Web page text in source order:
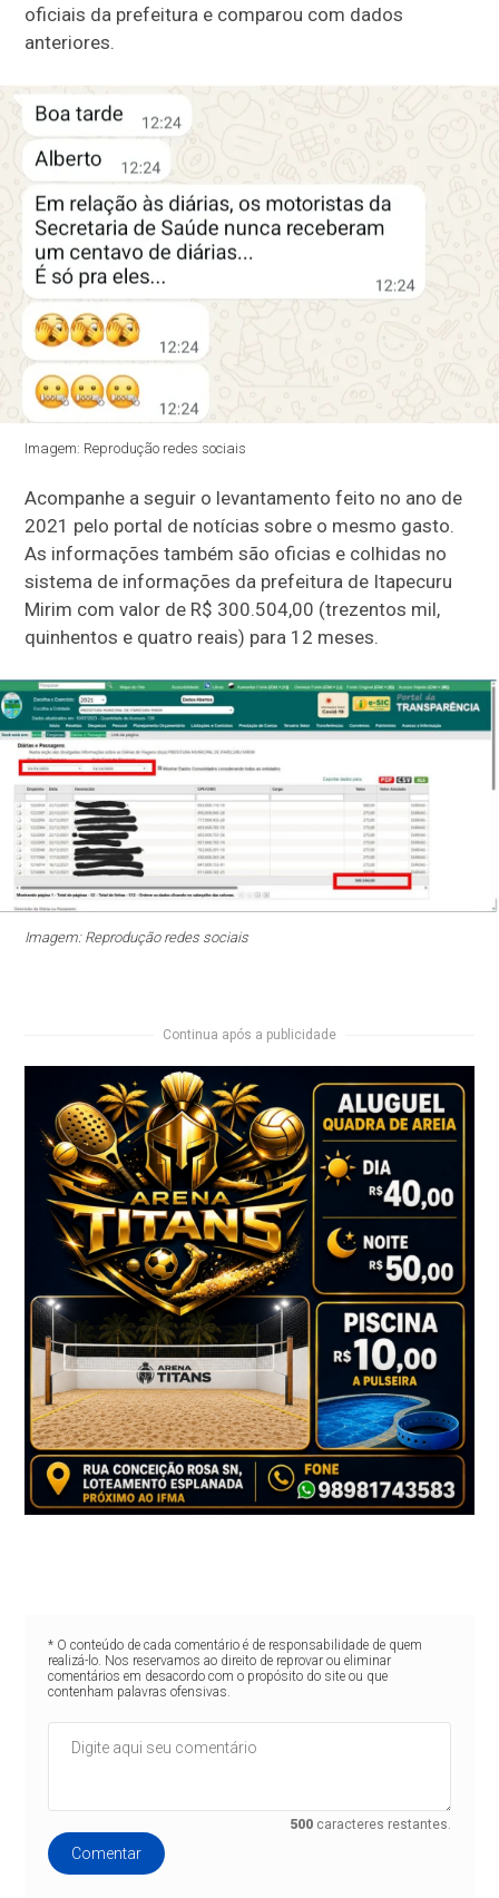
oficiais da prefeitura e comparou com dados
anteriores.
Imagem: Reprodução redes sociais
Acompanhe a seguir o levantamento feito no ano de
2021 pelo portal de notícias sobre o mesmo gasto.
As informações também são oficias e colhidas no
sistema de informações da prefeitura de Itapecuru
Mirim com valor de R$ 300.504,00 (trezentos mil,
quinhentos e quatro reais) para 12 meses.
Imagem: Reprodução redes sociais
Continua após a publicidade
* O conteúdo de cada comentário é de responsabilidade de quem
realizá-lo. Nos reservamos ao direito de reprovar ou eliminar
comentários em desacordo com o propósito do site ou que
contenham palavras ofensivas.
500 caracteres restantes.
Comentar